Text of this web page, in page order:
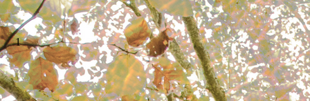
1